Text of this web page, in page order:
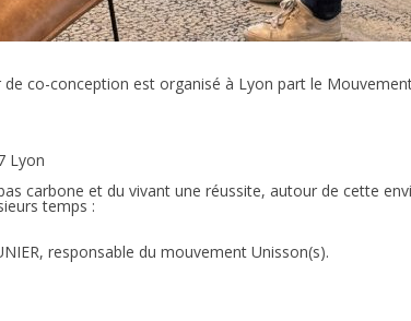
co-conception est organisé à Lyon part le
Lyon
carbone et du vivant une réussite, autour de cette
temps :
responsable du mouvement Unisson(s).